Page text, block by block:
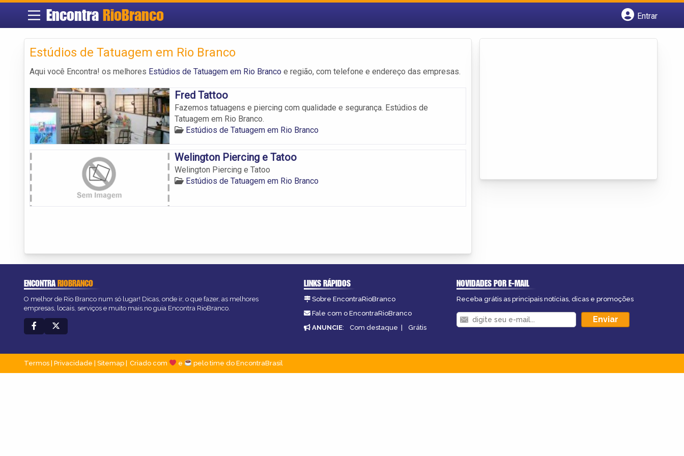
Encontra RioBranco
Entrar
Estúdios de Tatuagem em Rio Branco
Aqui você Encontra! os melhores Estúdios de Tatuagem em Rio Branco e região, com telefone e endereço das empresas.
Fred Tattoo
Fazemos tatuagens e piercing com qualidade e segurança. Estúdios de
Tatuagem em Rio Branco.
Estúdios de Tatuagem em Rio Branco
Welington Piercing e Tatoo
Welington Piercing e Tatoo
Estúdios de Tatuagem em Rio Branco
ENCONTRARIOBRANCO
O melhor de Rio Branco num só lugar! Dicas, onde ir, o que fazer, as melhores
empresas, locais, serviços e muito mais no guia Encontra RioBranco.
LINKS RÁPIDOS
Sobre EncontraRioBranco
Fale com o EncontraRioBranco
ANUNCIE: Com destaque | Grátis
NOVIDADES POR E-MAIL
Receba grátis as principais notícias, dicas e promoções
Termos Privacidade Sitemap Criado com e pelo time do EncontraBrasil